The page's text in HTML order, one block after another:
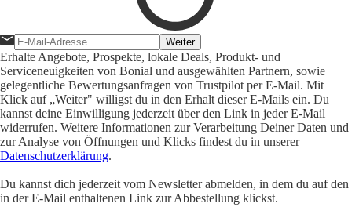
Weiter
Erhalte Angebote, Prospekte, lokale Deals, Produkt- und
Serviceneuigkeiten von Bonial und ausgewählten Partnern, sowie
gelegentliche Bewertungsanfragen von Trustpilot per E-Mail. Mit
Klick auf „Weiter" willigst du in den Erhalt dieser E-Mails ein. Du
kannst deine Einwilligung jederzeit über den Link in jeder E-Mail
widerrufen. Weitere Informationen zur Verarbeitung Deiner Daten und
zur Analyse von Öffnungen und Klicks findest du in unserer
Datenschutzerklärung.
Du kannst dich jederzeit vom Newsletter abmelden, in dem du auf den
in der E-Mail enthaltenen Link zur Abbestellung klickst.